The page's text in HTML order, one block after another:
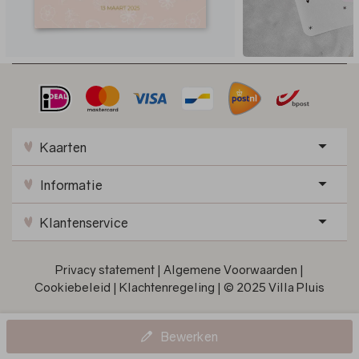
Bewerken
Kaarten
Informatie
Klantenservice
Privacy statement | Algemene Voorwaarden |
Cookiebeleid | Klachtenregeling | © 2025 Villa Pluis